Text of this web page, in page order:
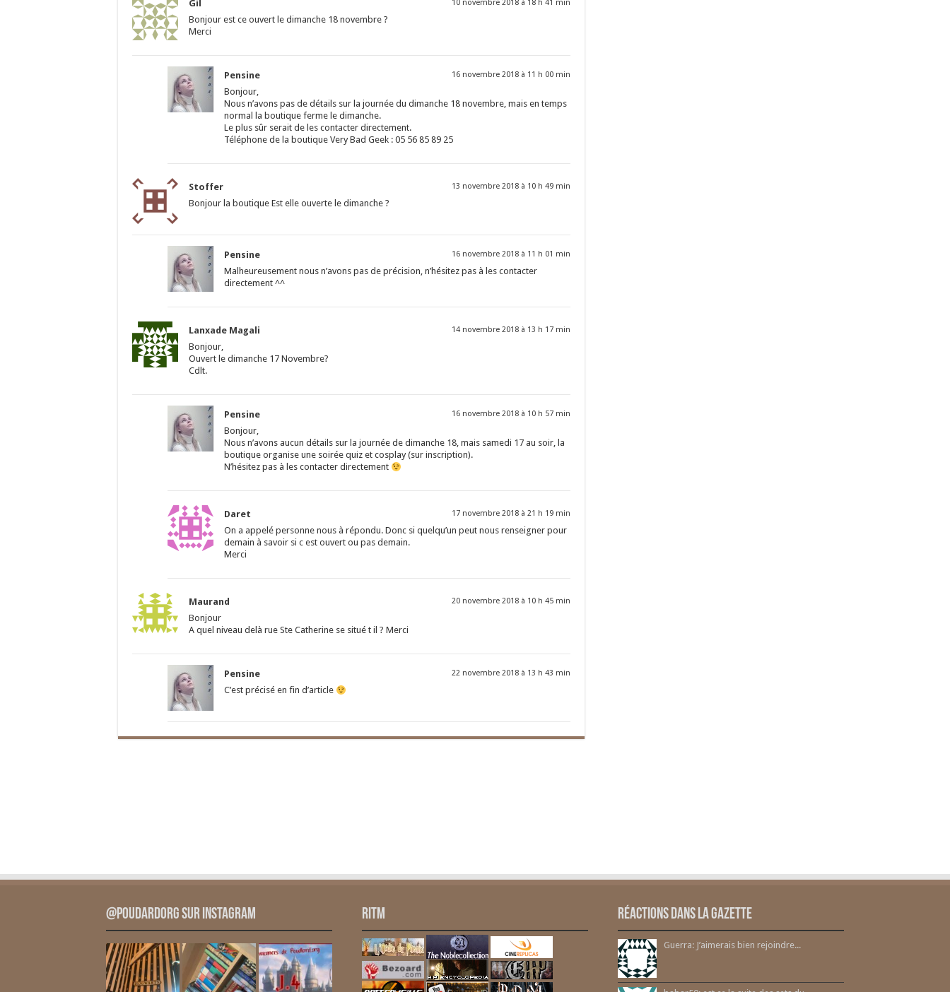
Gil 10 novembre 2018 à 18 h 41 min
Bonjour est ce ouvert le dimanche 18 novembre ?
Merci
Pensine 16 novembre 2018 à 11 h 00 min
Bonjour,
Nous n’avons pas de détails sur la journée du dimanche 18 novembre, mais en temps
normal la boutique ferme le dimanche.
Le plus sûr serait de les contacter directement.
Téléphone de la boutique Very Bad Geek : 05 56 85 89 25
Stoffer 13 novembre 2018 à 10 h 49 min
Bonjour la boutique Est elle ouverte le dimanche ?
Pensine 16 novembre 2018 à 11 h 01 min
Malheureusement nous n’avons pas de précision, n’hésitez pas à les contacter
directement ^^
Lanxade Magali 14 novembre 2018 à 13 h 17 min
Bonjour,
Ouvert le dimanche 17 Novembre?
Cdlt.
Pensine 16 novembre 2018 à 10 h 57 min
Bonjour,
Nous n’avons aucun détails sur la journée de dimanche 18, mais samedi 17 au soir, la
boutique organise une soirée quiz et cosplay (sur inscription).
N’hésitez pas à les contacter directement
Daret 17 novembre 2018 à 21 h 19 min
On a appelé personne nous à répondu. Donc si quelqu’un peut nous renseigner pour
demain à savoir si c est ouvert ou pas demain.
Merci
Maurand 20 novembre 2018 à 10 h 45 min
Bonjour
A quel niveau delà rue Ste Catherine se situé t il ? Merci
Pensine 22 novembre 2018 à 13 h 43 min
C’est précisé en fin d’article
@PoudardOrg sur Instagram RITM Réactions dans la gazette
Guerra: J’aimerais bien rejoindre...